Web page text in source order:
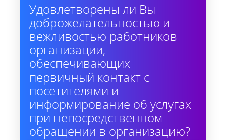
Удовлетворены ли Вы
доброжелательностью и
вежливостью работников
организации,
обеспечивающих
первичный контакт с
посетителями и
информирование об услугах
при непосредственном
обращении в организацию?